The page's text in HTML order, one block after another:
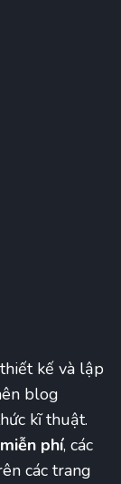
kế và lập
blog
kĩ thuật.
miễn phí, các
các trang